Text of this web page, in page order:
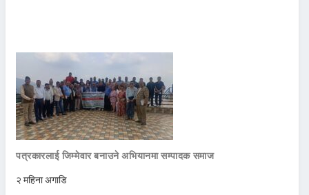
पत्रकारलाई जिम्मेवार बनाउने अभियानमा सम्पादक समाज
२ महिना अगाडि